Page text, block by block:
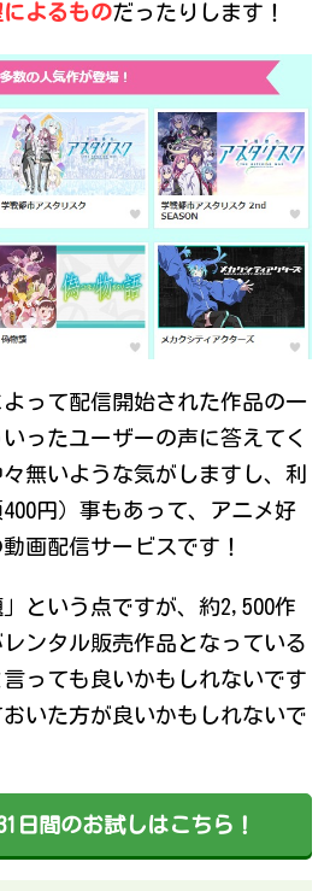
よるものだったりします！
よって配信開始された作品の一
ったユーザーの声に答えてく
無いような気がしますし、利
円）事もあって、アニメ好
画配信サービスです！
という点ですが、約2,500作
ンタル販売作品となっている
っても良いかもしれないです
いた方が良いかもしれないで
日間のお試しはこちら！